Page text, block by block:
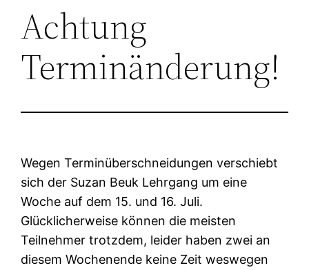
Achtung
Terminänderung!
Wegen Terminüberschneidungen verschiebt
sich der Suzan Beuk Lehrgang um eine
Woche auf dem 15. und 16. Juli.
Glücklicherweise können die meisten
Teilnehmer trotzdem, leider haben zwei an
diesem Wochenende keine Zeit weswegen